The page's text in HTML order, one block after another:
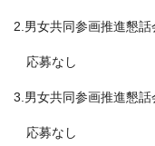
2.男女共同参画推進懇話
応募なし
3.男女共同参画推進懇話
応募なし